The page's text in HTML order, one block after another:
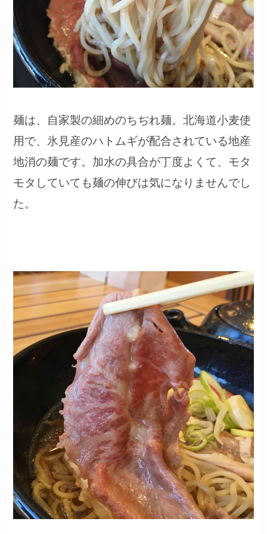
麺は、自家製の細めのちぢれ麺。北海道小麦使
用で、氷見産のハトムギが配合されている地産
地消の麺です。加水の具合が丁度よくて、モタ
モタしていても麺の伸びは気になりませんでし
た。